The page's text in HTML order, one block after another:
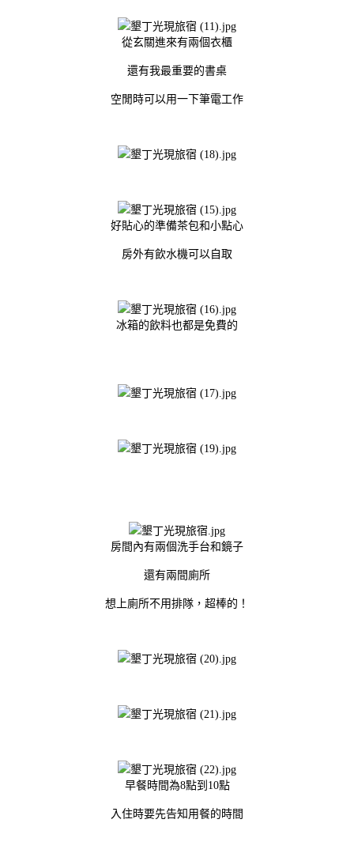
從玄關進來有兩個衣櫃
還有我最重要的書桌
空閒時可以用一下筆電工作
好貼心的準備茶包和小點心
房外有飲水機可以自取
冰箱的飲料也都是免費的
房間內有兩個洗手台和鏡子
還有兩間廁所
想上廁所不用排隊，超棒的！
早餐時間為8點到10點
入住時要先告知用餐的時間